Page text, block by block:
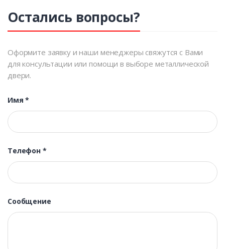
Остались вопросы?
Оформите заявку и наши менеджеры свяжутся с Вами
для консультации или помощи в выборе металлической
двери.
Имя*
Телефон *
Сообщение